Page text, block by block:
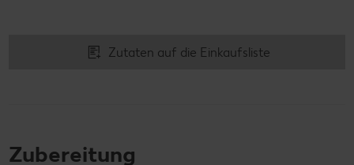
Zutaten auf die Einkaufsliste
Zubereitung